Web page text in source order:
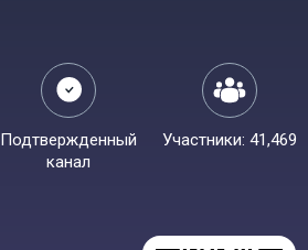
Подтвержденный
канал
Участники: 41,469